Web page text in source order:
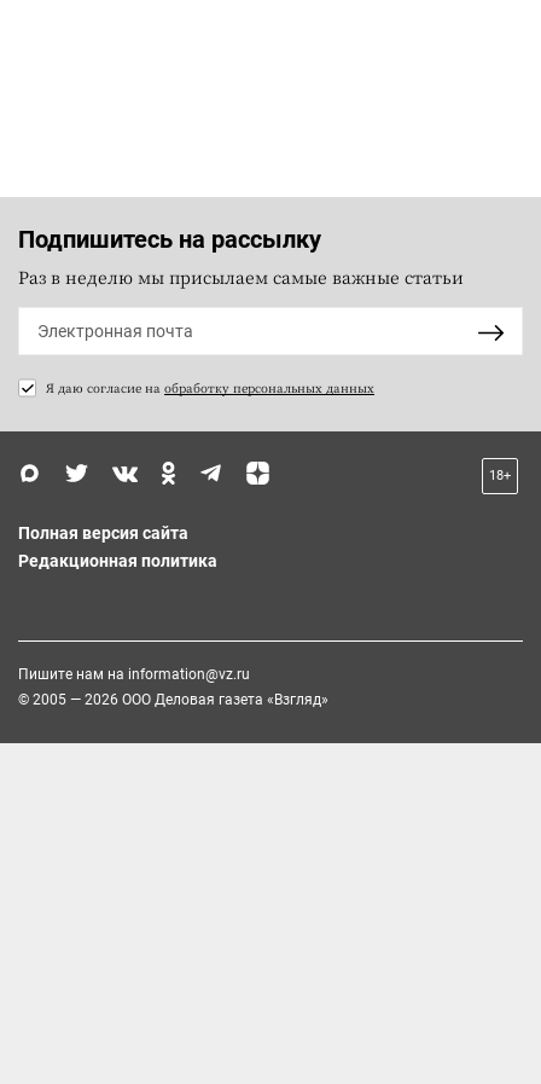
Подпишитесь на рассылку
Раз в неделю мы присылаем самые важные статьи
Я даю согласие на обработку персональных данных
18+
Полная версия сайта
Редакционная политика
Пишите нам на information@vz.ru
© 2005 — 2026 ООО Деловая газета «Взгляд»